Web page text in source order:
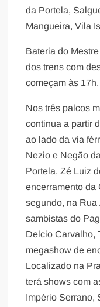
da Portela,
Mangueira, Vila
Bateria do
dos trens com
começam às 17h.
Nos três palcos
continua a partir
ao lado da via
Nezio e Negão
Portela, Zé Luiz
encerramento da
segundo, na
sambistas do
Delcio Carvalho,
megashow de
Localizado na
terá shows com
Império Serrano,